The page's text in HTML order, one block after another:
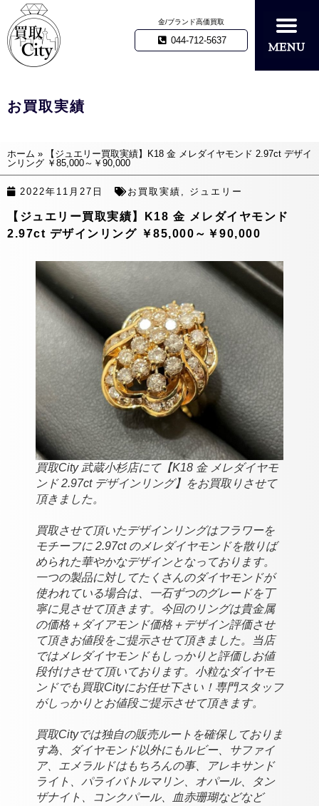
金/ブランド高価買取
044-712-5637
お買取実績
ホーム »
【ジュエリー買取実績】K18 金 メレダイヤモンド 2.97ct デザイ
ンリング ￥85,000～￥90,000
2022年11月27日 お買取実績 ジュエリー
【ジュエリー買取実績】K18 金 メレダイヤモンド
2.97ct デザインリング ￥85,000～￥90,000
買取City 武蔵小杉店にて【K18 金 メレダイヤモ
ンド 2.97ct デザインリング】をお買取りさせて
頂きました。
買取させて頂いたデザインリングはフラワーを
モチーフに 2.97ct のメレダイヤモンドを散りば
められた華やかなデザインとなっております。
一つの製品に対してたくさんのダイヤモンドが
使われている場合は、一石ずつのグレードを丁
寧に見させて頂きます。今回のリングは貴金属
の価格＋ダイアモンド価格＋デザイン評価させ
て頂きお値段をご提示させて頂きました。当店
ではメレダイヤモンドもしっかりと評価しお値
段付けさせて頂いております。小粒なダイヤモ
ンドでも買取Cityにお任せ下さい！専門スタッフ
がしっかりとお値段ご提示させて頂きます。
買取Cityでは独自の販売ルートを確保しておりま
す為、ダイヤモンド以外にもルビー、サファイ
ア、エメラルドはもちろんの事、アレキサンド
ライト、パライバトルマリン、オパール、タン
ザナイト、コンクパール、血赤珊瑚などなど